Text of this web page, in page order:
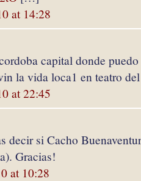
at 14:28
capital donde
la vida loca1 en teatro
at 22:45
decir si Cacho
Gracias!
at 10:28